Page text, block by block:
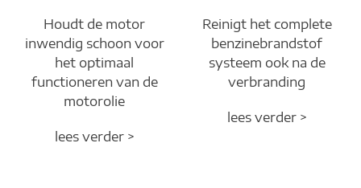
Houdt de motor
inwendig schoon voor
het optimaal
functioneren van de
motorolie
lees verder >
Reinigt het complete
benzinebrandstof
systeem ook na de
verbranding
lees verder >